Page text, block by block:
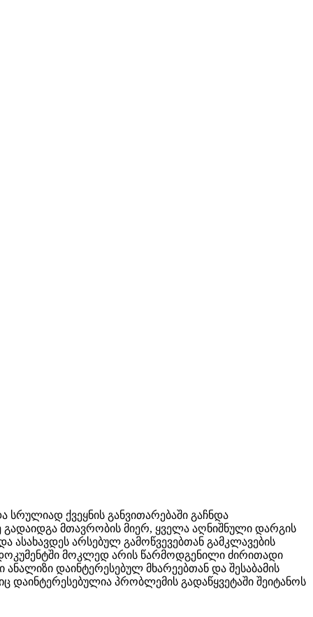
ქვეყნის განვითარებაში გაჩნდა
გადაიდგა მთავრობის მიერ, ყველა აღნიშნული დარგის
არსებულ გამოწვევებთან გამკლავების
მოკლედ არის წარმოდგენილი ძირითადი
დაინტერესებულ მხარეებთან და შესაბამის
პრობლემის გადაწყვეტაში შეიტანოს